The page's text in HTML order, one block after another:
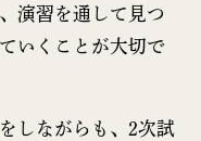
演習を通して見つ
いくことが大切で
しながらも、2次試